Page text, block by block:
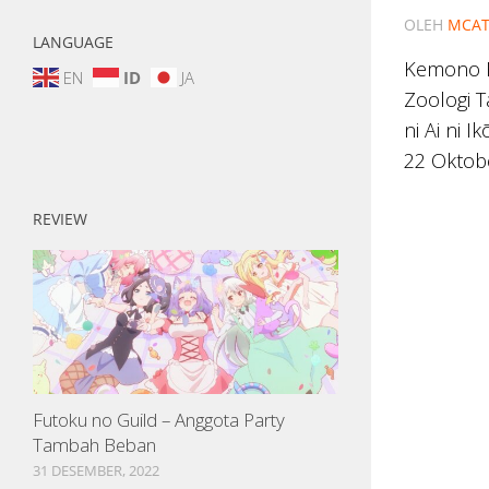
OLEH
Kemono
Zoologi
ni Ai ni
22
LANGUAGE
EN ID JA
REVIEW
Futoku no Guild – Anggota Party
Tambah Beban
31 DESEMBER, 2022